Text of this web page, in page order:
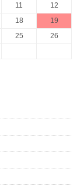
11
12
18
19
25
26